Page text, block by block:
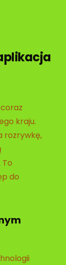
kraju.
rozrywkę,
do